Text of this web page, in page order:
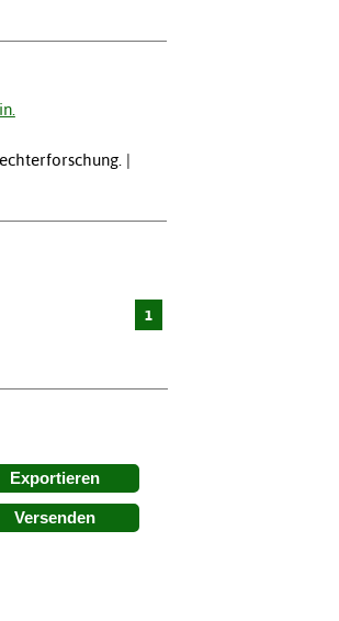
|
1
Exportieren
Versenden